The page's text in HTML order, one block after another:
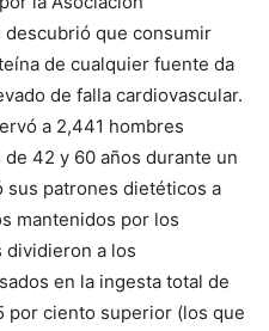
descubrió que consumir
de cualquier fuente da
de falla cardiovascular.
a 2,441 hombres
42 y 60 años durante un
sus patrones dietéticos a
mantenidos por los
dividieron a los
​​en la ingesta total de
por ciento superior (los que